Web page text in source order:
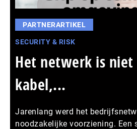
PARTNERARTIKEL
SECURITY & RISK
Het netwerk is niet
kabel,...
Jarenlang werd het
noodzakelijke voorziening. Een